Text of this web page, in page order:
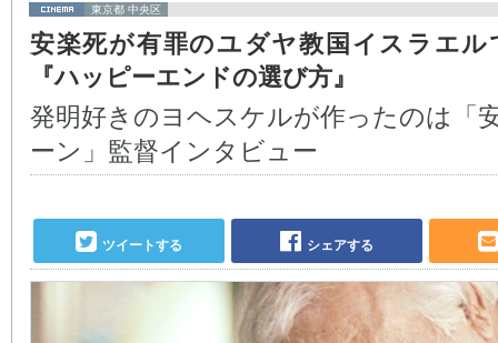
東京都 中央区
安楽死が有罪のユダヤ教国イスラエル
『ハッピーエンドの選び方』
発明好きのヨヘスケルが作ったのは「
ーン」監督インタビュー
ツイートする シェアする